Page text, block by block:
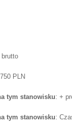
brutto
PLN
tym stanowisku: +
tym stanowisku: